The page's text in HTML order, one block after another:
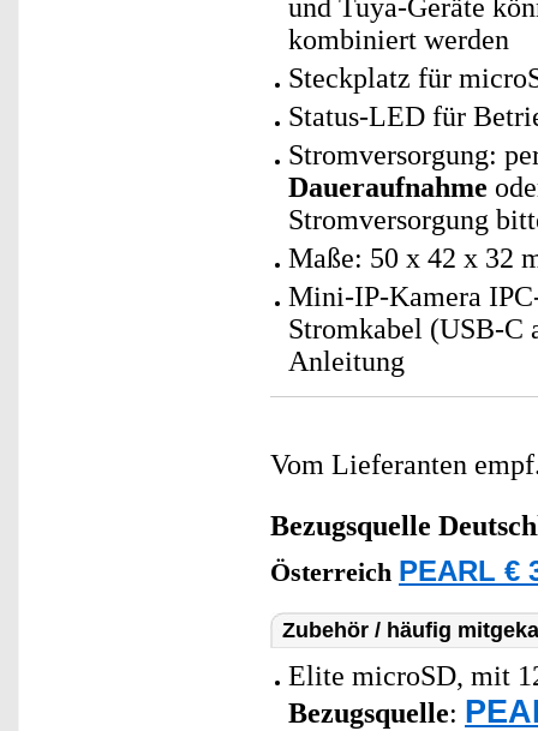
und Tuya-Geräte
kombiniert werden
Steckplatz für
Status-LED für
Stromversorgung:
Daueraufnahme
Stromversorgung
Maße: 50 x 42 x 32
Mini-IP-Kamera
Stromkabel (USB-C
Anleitung
Vom Lieferanten
Bezugsquelle
Österreich PEARL €
Zubehör / häufig
Elite microSD, mit
Bezugsquelle: